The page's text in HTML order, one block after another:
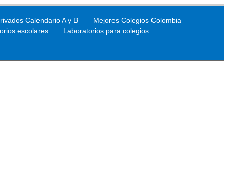
Calendario A y B
Mejores Colegios Colombia
escolares
Laboratorios para colegios